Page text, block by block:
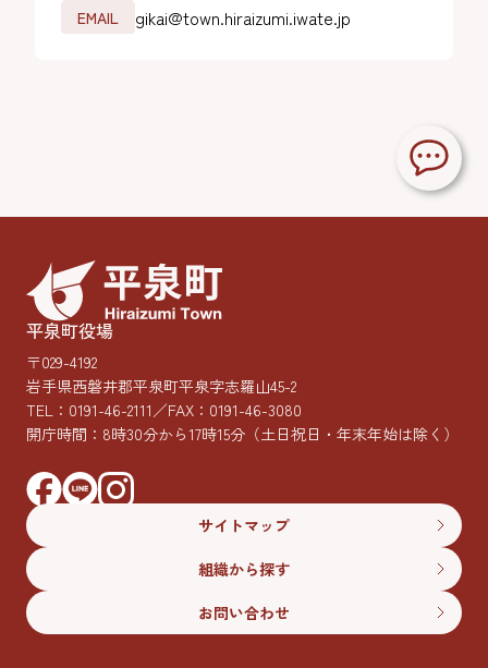
EMAIL gikai@town.hiraizumi.iwate.jp
平泉町役場
〒029-4192
岩手県西磐井郡平泉町平泉字志羅山45-2
TEL： 0191-46-2111／FAX：0191-46-3080
開庁時間：8時30分から17時15分 （土日祝日・年末年始は除く）
サイトマップ
組織から探す
お問い合わせ